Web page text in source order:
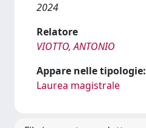
2024
Relatore
VIOTTO, ANTONIO
Appare nelle tipologie:
Laurea magistrale